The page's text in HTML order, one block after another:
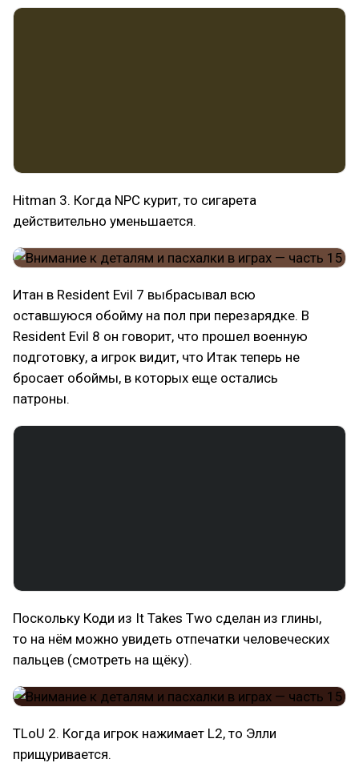
Hitman 3. Когда NPC курит, то сигарета
действительно уменьшается.
Итан в Resident Evil 7 выбрасывал всю
оставшуюся обойму на пол при перезарядке. В
Resident Evil 8 он говорит, что прошел военную
подготовку, а игрок видит, что Итак теперь не
бросает обоймы, в которых еще остались
патроны.
Поскольку Коди из It Takes Two сделан из глины,
то на нём можно увидеть отпечатки человеческих
пальцев (смотреть на щёку).
TLoU 2. Когда игрок нажимает L2, то Элли
прищуривается.